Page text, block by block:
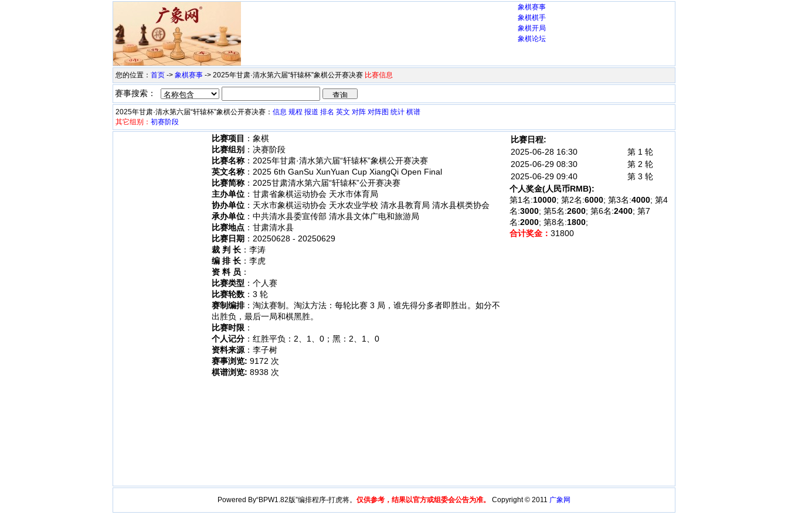
象棋赛事
象棋棋手
象棋开局
象棋论坛
您的位置： 首页 -> 象棋赛事 -> 2025年甘肃·清水第六届“轩辕杯”象棋公开赛决赛 比赛信息
赛事搜索：
2025年甘肃·清水第六届“轩辕杯”象棋公开赛决赛： 信息 规程 报道 排名 英文 对阵 对阵图 统计 棋谱
其它组别： 初赛阶段
比赛项目 ：象棋
比赛组别 ：决赛阶段
比赛名称 ：2025年甘肃·清水第六届“轩辕杯”象棋公开赛决赛
英文名称 ：2025 6th GanSu XunYuan Cup XiangQi Open Final
比赛简称 ：2025甘肃清水第六届“轩辕杯”公开赛决赛
主办单位 ：甘肃省象棋运动协会 天水市体育局
协办单位 ：天水市象棋运动协会 天水农业学校 清水县教育局 清水县棋类协会
承办单位 ：中共清水县委宣传部 清水县文体广电和旅游局
比赛地点 ：甘肃清水县
比赛日期 ：20250628 - 20250629
裁 判 长 ：李涛
编 排 长 ：李虎
资 料 员 ：
比赛类型 ：个人赛
比赛轮数 ：3 轮
赛制编排：淘汰赛制。淘汰方法：每轮比赛 3 局，谁先得分多者即胜出。如分不
出胜负，最后一局和棋黑胜。
比赛时限 ：
个人记分 ：红胜平负：2、1、0；黑：2、1、0
资料来源 ：李子树
赛事浏览: 9172 次
棋谱浏览: 8938 次
比赛日程:
2025-06-28 16:30
第 1 轮
2025-06-29 08:30
第 2 轮
2025-06-29 09:40
第 3 轮
个人奖金(人民币RMB):
第1名:10000; 第2名:6000; 第3名:4000; 第4
名:3000; 第5名:2600; 第6名:2400; 第7
名:2000; 第8名:1800;
合计奖金： 31800
Powered By“BPW1.82版”编排程序-打虎将。 仅供参考，结果以官方或组委会公告为准。 Copyright © 2011 广象网